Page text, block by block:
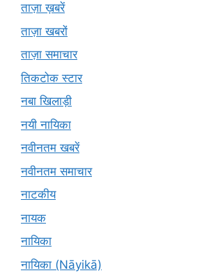
ताज़ा ख़बरें
ताज़ा खबरों
ताज़ा समाचार
तिकटोक स्टार
नबा खिलाड़ी
नयी नायिका
नवीनतम खबरें
नवीनतम समाचार
नाटकीय
नायक
नायिका
नायिका (Nāyikā)